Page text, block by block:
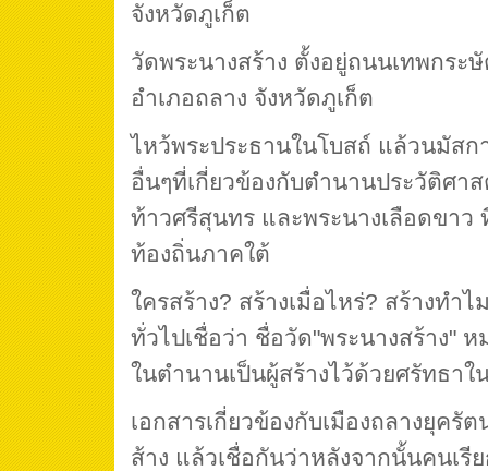
จังหวัดภูเก็ต
วัดพระนางสร้าง ตั้งอยู่ถนนเทพกระ
อำเภอถลาง จังหวัดภูเก็ต
ไหว้พระประธานในโบสถ์ แล้วนมัส
อื่นๆที่เกี่ยวข้องกับตำนานประวัติศา
ท้าวศรีสุนทร และพระนางเลือดขา
ท้องถิ่นภาคใต้
ใครสร้าง? สร้างเมื่อไหร่? สร้างทำ
ทั่วไปเชื่อว่า ชื่อวัด"พระนางสร้าง" ห
ในตำนานเป็นผู้สร้างไว้ด้วยศรัทธา
เอกสารเกี่ยวข้องกับเมืองถลางยุครั
ส้าง แล้วเชื่อกันว่าหลังจากนั้นคนเรี